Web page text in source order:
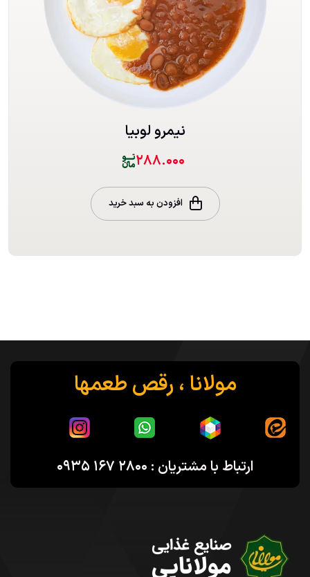
نیمرو لوبیا
۲۸۸.۰۰۰
افزودن به سبد خرید
مولانا ، رقص طعمها
ارتباط با مشتریان : ۲۸۰۰ ۱۶۷ ۰۹۳۵